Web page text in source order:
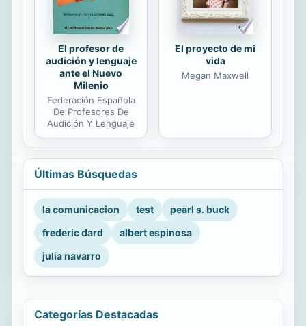
El profesor de
audición y lenguaje
ante el Nuevo
Milenio
Federación Española
De Profesores De
Audición Y Lenguaje
El proyecto de mi
vida
Megan Maxwell
Últimas Búsquedas
la comunicacion test
pearl s. buck
frederic dard
albert espinosa
julia navarro
Categorías Destacadas